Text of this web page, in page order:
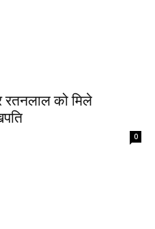
रतनलाल को मिले
0